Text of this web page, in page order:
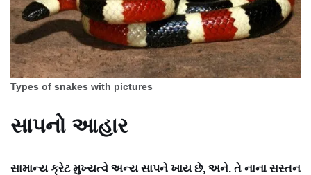
Types of snakes with pictures
સાપનો આહાર
સામાન્ય ક્રેટ મુખ્યત્વે અન્ય સાપને ખાય છે, અને. તે નાના સસ્તન